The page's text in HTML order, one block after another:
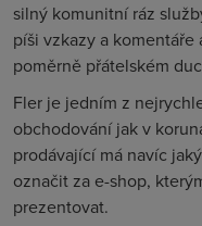
silný komunitní ráz
píši vzkazy a
poměrně přátelském
Fler je jedním z
obchodování jak v
prodávající má navíc
označit za e-shop,
prezentovat.